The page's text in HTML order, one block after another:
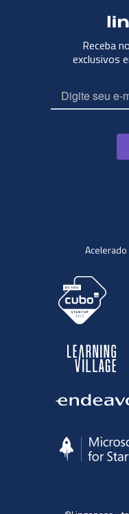
Receba
exclusivos